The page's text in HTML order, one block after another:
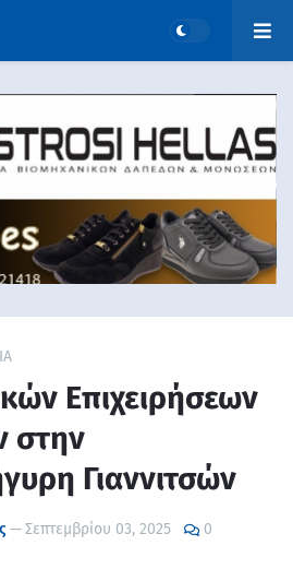
Επιχειρήσεων
στην
Γιαννιτσών
—Σεπτεμβρίου 03, 2025 0